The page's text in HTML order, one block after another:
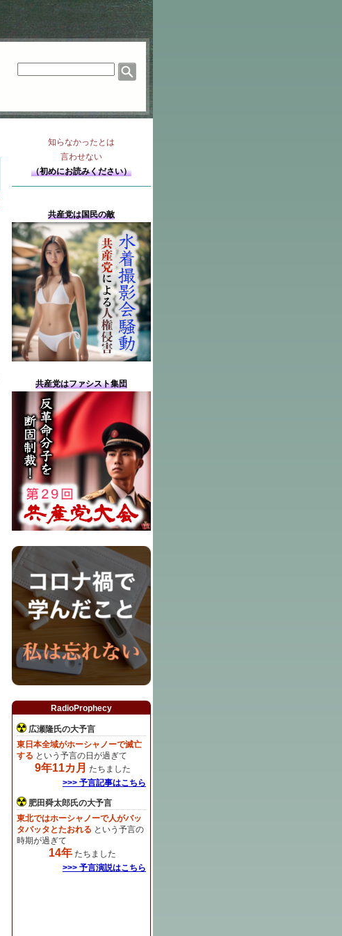
知らなかったとは
言わせない
（初めにお読みください）
共産党は国民の敵
共産党はファシスト集団